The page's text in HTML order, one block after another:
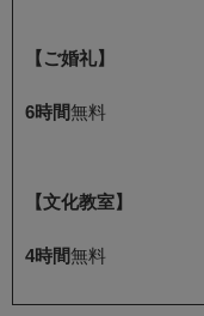
【ご婚礼】
6時間無料
【文化教室】
4時間無料